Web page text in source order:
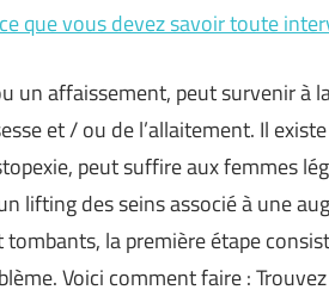
que vous devez savoir toute
un affaissement, peut survenir à
et / ou de l’allaitement. Il
peut suffire aux femmes
lifting des seins associé à une
tombants, la première étape
Voici comment faire :